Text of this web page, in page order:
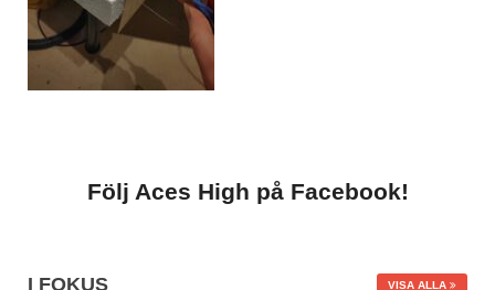
Följ Aces High på Facebook!
I FOKUS VISA ALLA